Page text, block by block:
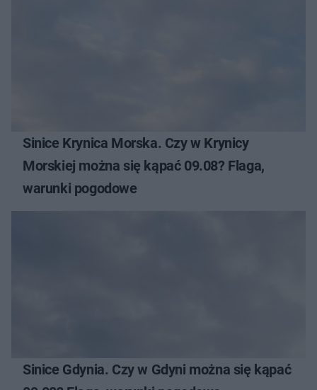
Sinice Krynica Morska. Czy w Krynicy
Morskiej można się kąpać 09.08? Flaga,
warunki pogodowe
Sinice Gdynia. Czy w Gdyni można się kąpać